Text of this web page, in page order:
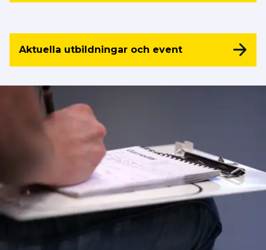
Aktuella utbildningar och event